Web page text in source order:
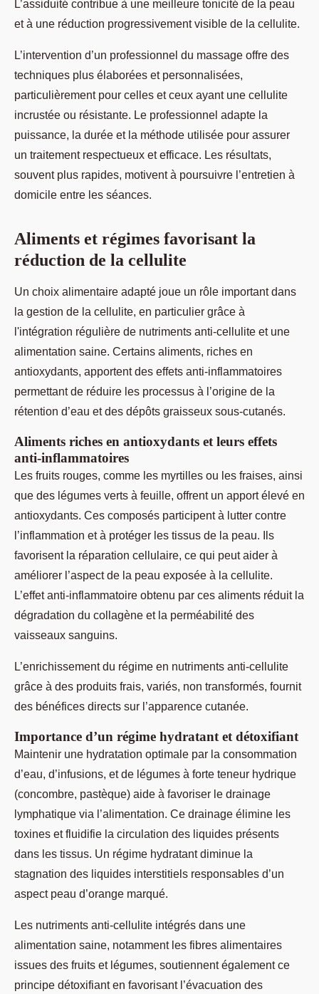
L’assiduité contribue à une meilleure tonicité de la peau
et à une réduction progressivement visible de la cellulite.
L’intervention d’un professionnel du massage offre des
techniques plus élaborées et personnalisées,
particulièrement pour celles et ceux ayant une cellulite
incrustée ou résistante. Le professionnel adapte la
puissance, la durée et la méthode utilisée pour assurer
un traitement respectueux et efficace. Les résultats,
souvent plus rapides, motivent à poursuivre l’entretien à
domicile entre les séances.
Aliments et régimes favorisant la
réduction de la cellulite
Un choix alimentaire adapté joue un rôle important dans
la gestion de la cellulite, en particulier grâce à
l'intégration régulière de nutriments anti-cellulite et une
alimentation saine. Certains aliments, riches en
antioxydants, apportent des effets anti-inflammatoires
permettant de réduire les processus à l’origine de la
rétention d’eau et des dépôts graisseux sous-cutanés.
Aliments riches en antioxydants et leurs effets
anti-inflammatoires
Les fruits rouges, comme les myrtilles ou les fraises, ainsi
que des légumes verts à feuille, offrent un apport élevé en
antioxydants. Ces composés participent à lutter contre
l’inflammation et à protéger les tissus de la peau. Ils
favorisent la réparation cellulaire, ce qui peut aider à
améliorer l’aspect de la peau exposée à la cellulite.
L’effet anti-inflammatoire obtenu par ces aliments réduit la
dégradation du collagène et la perméabilité des
vaisseaux sanguins.
L’enrichissement du régime en nutriments anti-cellulite
grâce à des produits frais, variés, non transformés, fournit
des bénéfices directs sur l’apparence cutanée.
Importance d’un régime hydratant et détoxifiant
Maintenir une hydratation optimale par la consommation
d’eau, d’infusions, et de légumes à forte teneur hydrique
(concombre, pastèque) aide à favoriser le drainage
lymphatique via l’alimentation. Ce drainage élimine les
toxines et fluidifie la circulation des liquides présents
dans les tissus. Un régime hydratant diminue la
stagnation des liquides interstitiels responsables d’un
aspect peau d’orange marqué.
Les nutriments anti-cellulite intégrés dans une
alimentation saine, notamment les fibres alimentaires
issues des fruits et légumes, soutiennent également ce
principe détoxifiant en favorisant l’évacuation des